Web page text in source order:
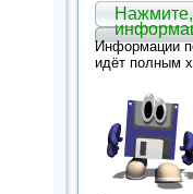
Информации
идёт полным